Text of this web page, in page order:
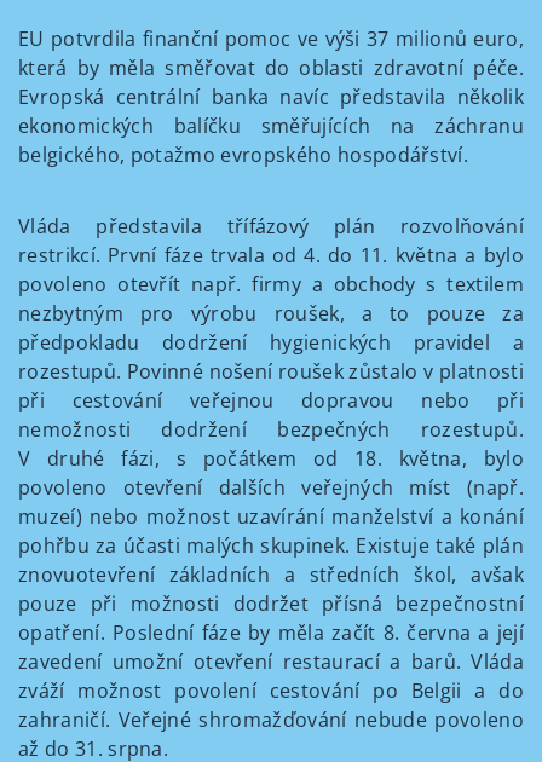
EU potvrdila finanční pomoc ve výši 37 milionů euro,
která by měla směřovat do oblasti zdravotní péče.
Evropská centrální banka navíc představila několik
ekonomických balíčku směřujících na záchranu
belgického, potažmo evropského hospodářství.
Vláda představila třífázový plán rozvolňování
restrikcí. První fáze trvala od 4. do 11. května a bylo
povoleno otevřít např. firmy a obchody s textilem
nezbytným pro výrobu roušek, a to pouze za
předpokladu dodržení hygienických pravidel a
rozestupů. Povinné nošení roušek zůstalo v platnosti
při cestování veřejnou dopravou nebo při
nemožnosti dodržení bezpečných rozestupů.
V druhé fázi, s počátkem od 18. května, bylo
povoleno otevření dalších veřejných míst (např.
muzeí) nebo možnost uzavírání manželství a konání
pohřbu za účasti malých skupinek. Existuje také plán
znovuotevření základních a středních škol, avšak
pouze při možnosti dodržet přísná bezpečnostní
opatření. Poslední fáze by měla začít 8. června a její
zavedení umožní otevření restaurací a barů. Vláda
zváží možnost povolení cestování po Belgii a do
zahraničí. Veřejné shromažďování nebude povoleno
až do 31. srpna.